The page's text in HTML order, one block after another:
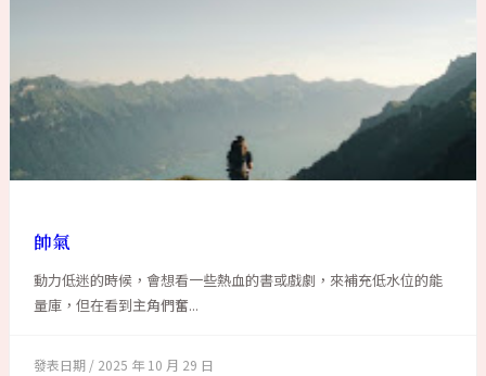
帥氣
動力低迷的時候，會想看一些熱血的書或戲劇，來補充低水位的能
量庫，但在看到主角們奮...
2025 年 10 月 29 日